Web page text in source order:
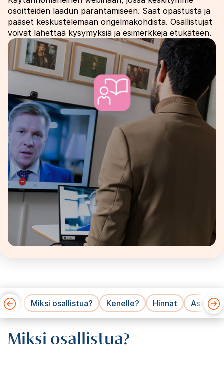
osoitteiden laadun parantamiseen. Saat opastusta ja
pääset keskustelemaan ongelmakohdista. Osallistujat
voivat lähettää kysymyksiä ja esimerkkejä etukäteen.
Image
Miksi osallistua? Kenelle? Hinnat
Miksi osallistua?